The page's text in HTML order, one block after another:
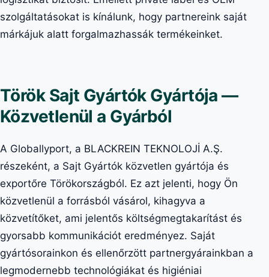
szolgáltatásokat is kínálunk, hogy partnereink saját
márkájuk alatt forgalmazhassák termékeinket.
Török Sajt Gyártók Gyártója —
Közvetlenül a Gyárból
A Globallyport, a BLACKREIN TEKNOLOJİ A.Ş.
részeként, a Sajt Gyártók közvetlen gyártója és
exportőre Törökországból. Ez azt jelenti, hogy Ön
közvetlenül a forrásból vásárol, kihagyva a
közvetítőket, ami jelentős költségmegtakarítást és
gyorsabb kommunikációt eredményez. Saját
gyártósorainkon és ellenőrzött partnergyárainkban a
legmodernebb technológiákat és higiéniai